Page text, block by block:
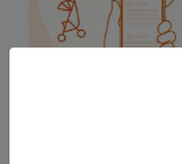
出産準備の参考に
ってみた感想をチ